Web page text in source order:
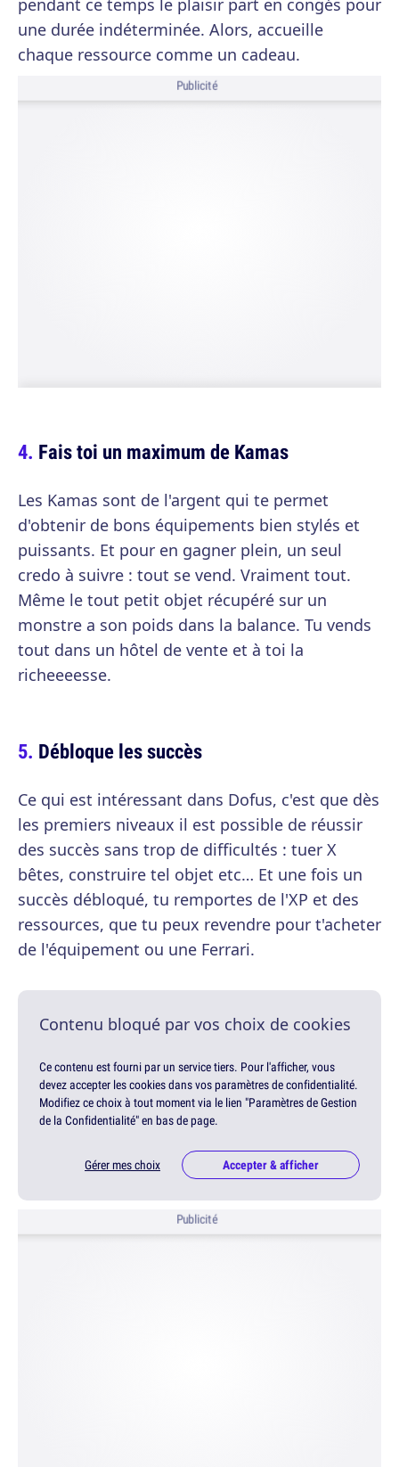
pendant ce temps le plaisir part en congés pour
une durée indéterminée. Alors, accueille
chaque ressource comme un cadeau.
Publicité
Fais toi un maximum de Kamas
Les Kamas sont de l'argent qui te permet
d'obtenir de bons équipements bien stylés et
puissants. Et pour en gagner plein, un seul
credo à suivre : tout se vend. Vraiment tout.
Même le tout petit objet récupéré sur un
monstre a son poids dans la balance. Tu vends
tout dans un hôtel de vente et à toi la
richeeeesse.
Débloque les succès
Ce qui est intéressant dans Dofus, c'est que dès
les premiers niveaux il est possible de réussir
des succès sans trop de difficultés : tuer X
bêtes, construire tel objet etc… Et une fois un
succès débloqué, tu remportes de l'XP et des
ressources, que tu peux revendre pour t'acheter
de l'équipement ou une Ferrari.
Contenu bloqué par vos choix de cookies
Ce contenu est fourni par un service tiers. Pour l'afficher, vous
devez accepter les cookies dans vos paramètres de confidentialité.
Modifiez ce choix à tout moment via le lien "Paramètres de Gestion
de la Confidentialité" en bas de page.
Gérer mes choix Accepter & afficher
Publicité